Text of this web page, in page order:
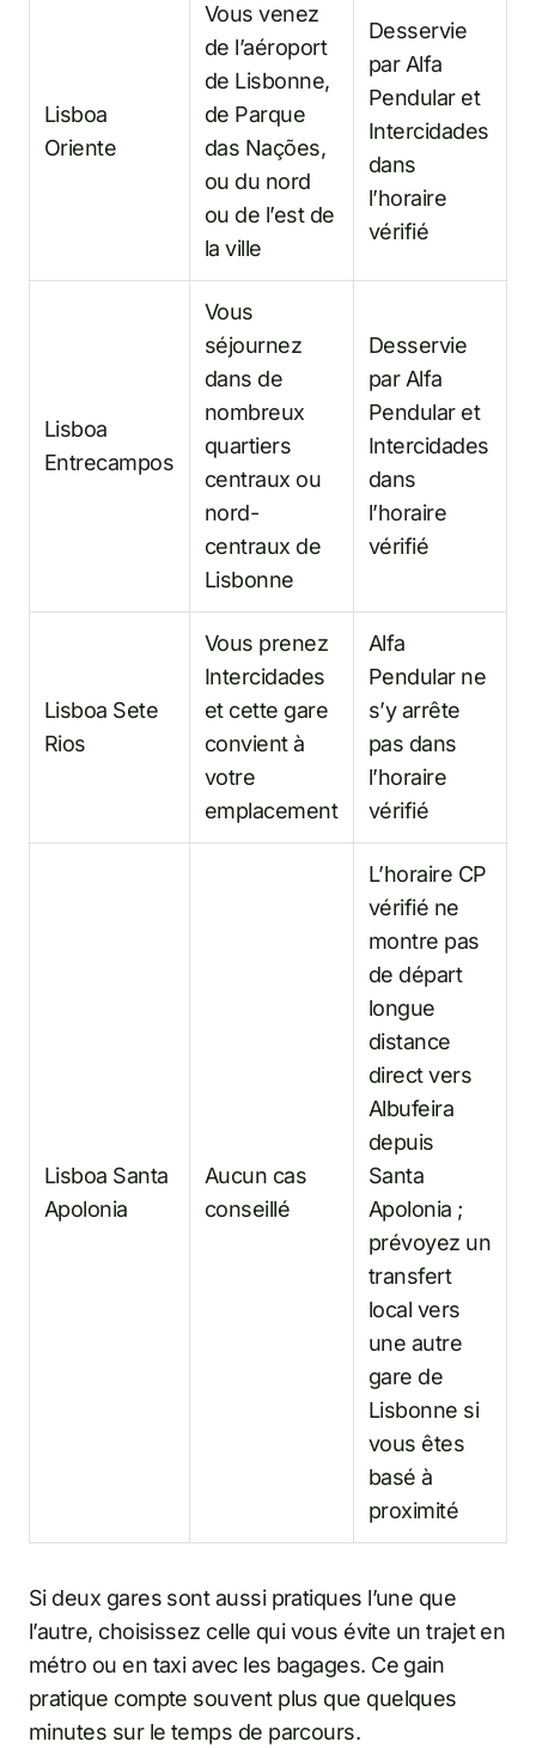
Lisboa
Oriente
Vous venez
de l’aéroport
de Lisbonne,
de Parque
das Nações,
ou du nord
ou de l’est de
la ville
Desservie
par Alfa
Pendular et
Intercidades
dans
l’horaire
vérifié
Lisboa
Entrecampos
Vous
séjournez
dans de
nombreux
quartiers
centraux ou
nord-
centraux de
Lisbonne
Desservie
par Alfa
Pendular et
Intercidades
dans
l’horaire
vérifié
Lisboa Sete
Rios
Vous prenez
Intercidades
et cette gare
convient à
votre
emplacement
Alfa
Pendular ne
s’y arrête
pas dans
l’horaire
vérifié
Lisboa Santa
Apolonia
Aucun cas
conseillé
L’horaire CP
vérifié ne
montre pas
de départ
longue
distance
direct vers
Albufeira
depuis
Santa
Apolonia ;
prévoyez un
transfert
local vers
une autre
gare de
Lisbonne si
vous êtes
basé à
proximité
Si deux gares sont aussi pratiques l’une que
l’autre, choisissez celle qui vous évite un trajet en
métro ou en taxi avec les bagages. Ce gain
pratique compte souvent plus que quelques
minutes sur le temps de parcours.